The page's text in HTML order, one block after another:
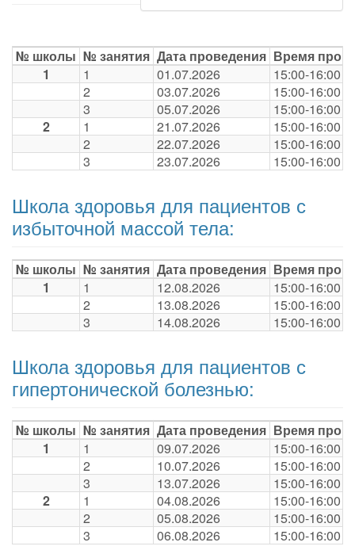
№ школы № занятия Дата проведения Время
1
1 01.07.2026
15:00-16:00
2
03.07.2026
15:00-16:00
3
05.07.2026
15:00-16:00
2
1 21.07.2026
15:00-16:00
2
22.07.2026
15:00-16:00
3
23.07.2026 15:00-16:00
Школа здоровья для пациентов с
избыточной массой тела:
№ школы № занятия Дата проведения Время
1
1 12.08.2026
15:00-16:00
2
13.08.2026
15:00-16:00
3
14.08.2026 15:00-16:00
Школа здоровья для пациентов с
гипертонической болезнью:
№ школы № занятия Дата проведения Время
1
1 09.07.2026
15:00-16:00
2
10.07.2026
15:00-16:00
3
13.07.2026
15:00-16:00
2
1 04.08.2026
15:00-16:00
2
05.08.2026
15:00-16:00
3
06.08.2026 15:00-16:00